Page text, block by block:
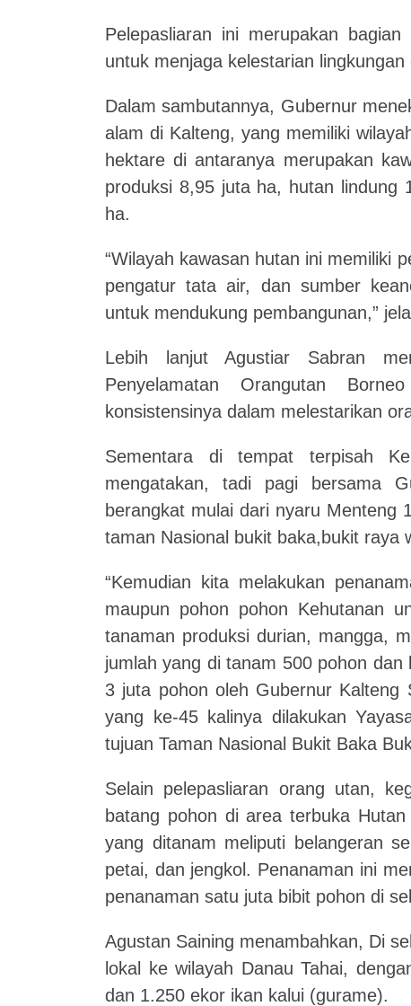
Pelepasliaran ini merupakan
untuk menjaga kelestarian
Dalam sambutannya, Gubernur
alam di Kalteng, yang memiliki
hektare di antaranya merupakan
produksi 8,95 juta ha, hutan lindung
ha.
“Wilayah kawasan hutan ini memiliki
pengatur tata air, dan sumber
untuk mendukung pembangunan,”
Lebih lanjut Agustiar Sabran
Penyelamatan Orangutan
konsistensinya dalam melestarikan
Sementara di tempat terpisah
mengatakan, tadi pagi bersama
berangkat mulai dari nyaru Menteng
taman Nasional bukit baka,bukit raya
“Kemudian kita melakukan
maupun pohon pohon Kehutanan
tanaman produksi durian, mangga,
jumlah yang di tanam 500 pohon
3 juta pohon oleh Gubernur Kalteng
yang ke-45 kalinya dilakukan
tujuan Taman Nasional Bukit Baka
Selain pelepasliaran orang utan,
batang pohon di area terbuka
yang ditanam meliputi belangeran
petai, dan jengkol. Penanaman ini
penanaman satu juta bibit pohon di
Agustan Saining menambahkan, Di
lokal ke wilayah Danau Tahai,
dan 1.250 ekor ikan kalui (gurame).